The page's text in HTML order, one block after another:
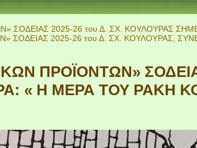
ΣΟΔΕΙΑΣ 2025-26 του Δ. ΣΧ. ΚΟΥΛΟΥΡΑΣ
ΣΟΔΕΙΑΣ 2025-26 του Δ. ΣΧ. ΚΟΥΛΟΥΡΑΣ,
ΠΡΟΪΟΝΤΩΝ»
« Η ΜΕΡΑ ΤΟΥ ΡΑΚΗ